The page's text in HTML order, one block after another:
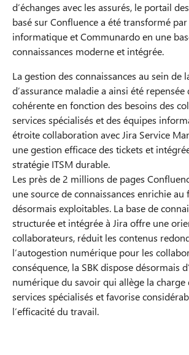
d’échanges avec les assurés, le portail
basé sur Confluence a été transformé par
informatique et Communardo en une
connaissances moderne et intégrée.
La gestion des connaissances au sein de
d’assurance maladie a ainsi été
cohérente en fonction des besoins des
services spécialisés et des équipes
étroite collaboration avec Jira Service
une gestion efficace des tickets et
stratégie ITSM durable.
Les près de 2 millions de pages
une source de connaissances enrichie
désormais exploitables. La base de
structurée et intégrée à Jira offre une
collaborateurs, réduit les contenus
l’autogestion numérique pour les
conséquence, la SBK dispose désormais
numérique du savoir qui allège la charge
services spécialisés et favorise
l’efficacité du travail.